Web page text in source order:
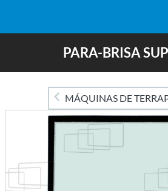
PARA-BRISA
MÁQUINAS DE